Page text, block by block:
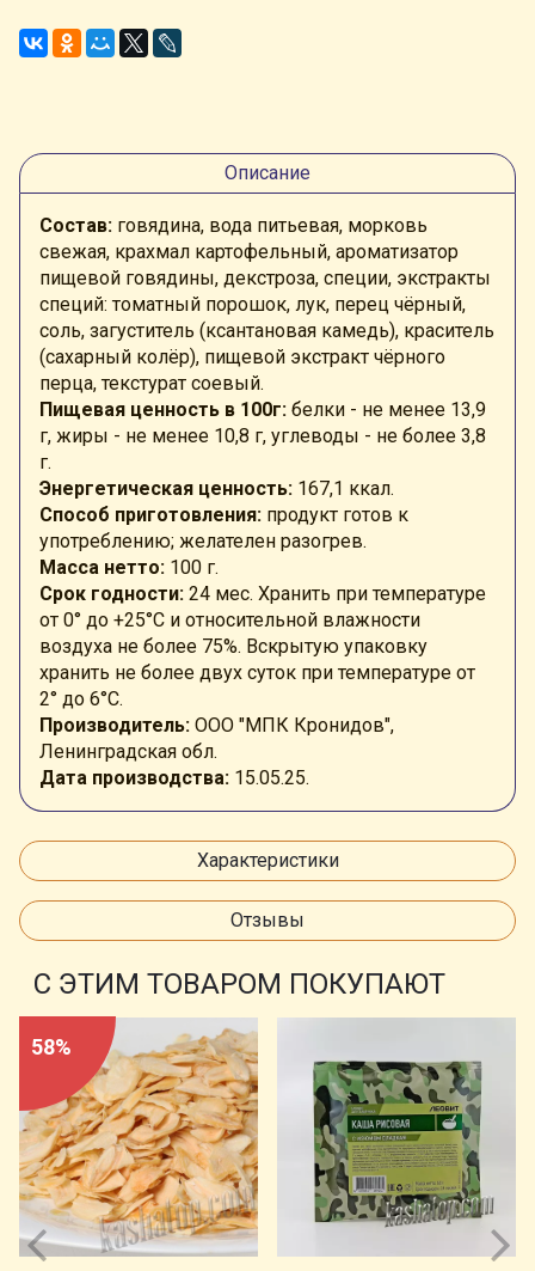
Описание
Состав: говядина, вода питьевая, морковь
свежая, крахмал картофельный, ароматизатор
пищевой говядины, декстроза, специи, экстракты
специй: томатный порошок, лук, перец чёрный,
соль, загуститель (ксантановая камедь), краситель
(сахарный колёр), пищевой экстракт чёрного
перца, текстурат соевый.
Пищевая ценность в 100г: белки - не менее 13,9
г, жиры - не менее 10,8 г, углеводы - не более 3,8
г.
Энергетическая ценность: 167,1 ккал.
Способ приготовления: продукт готов к
употреблению; желателен разогрев.
Масса нетто: 100 г.
Срок годности: 24 мес. Хранить при температуре
от 0° до +25°C и относительной влажности
воздуха не более 75%. Вскрытую упаковку
хранить не более двух суток при температуре от
2° до 6°C.
Производитель: ООО "МПК Кронидов",
Ленинградская обл.
Дата производства: 15.05.25.
Характеристики
Отзывы
С ЭТИМ ТОВАРОМ ПОКУПАЮТ
58%